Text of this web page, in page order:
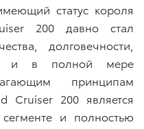
статус короля
200 давно стал
долговечности,
и в полной мере
принципам
Cruiser 200 является
и полностью